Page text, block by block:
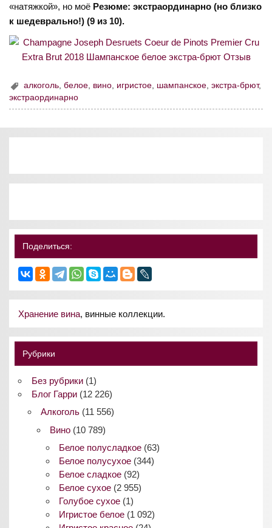
«натяжкой», но моё Резюме: экстраординарно (но близко
к шедеврально!) (9 из 10).
алкоголь,белое, вино, игристое, шампанское,экстра-брют,
экстраординарно
Поделиться:
Хранение вина, винные коллекции.
Рубрики
Без рубрики(1)
Блог Гарри(12 226)
Алкоголь(11 556)
Вино(10 789)
Белое полусладкое (63)
Белое полусухое (344)
Белое сладкое (92)
Белое сухое (2 955)
Голубое сухое (1)
Игристое белое (1 092)